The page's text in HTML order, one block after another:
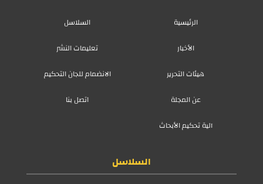
الرئيسية
السلاسل
الأخبار
تعليمات النشر
هيئات التحرير
الانضمام للجان التحكيم
عن المجلة
اتصل بنا
آلية تحكيم الأبحاث
السلاسل